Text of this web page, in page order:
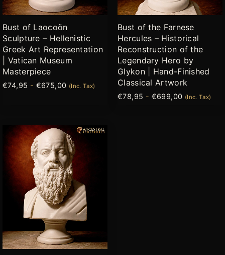
Bust of Laocoön
Sculpture – Hellenistic
Greek Art Representation
| Vatican Museum
Masterpiece
€74,95 - €675,00 (Inc. Tax)
elegir
en
la
página
de
producto
Bust of the Farnese
Hercules – Historical
Reconstruction of the
Legendary Hero by
Glykon | Hand-Finished
Classical Artwork
€78,95 - €699,00 (Inc. Tax)
elegir
en
la
página
de
producto
Rango
de
precios:
desde
€79,95
hasta
€685,00
Este
producto
tiene
múltiples
variantes.
opciones
pueden
elegir